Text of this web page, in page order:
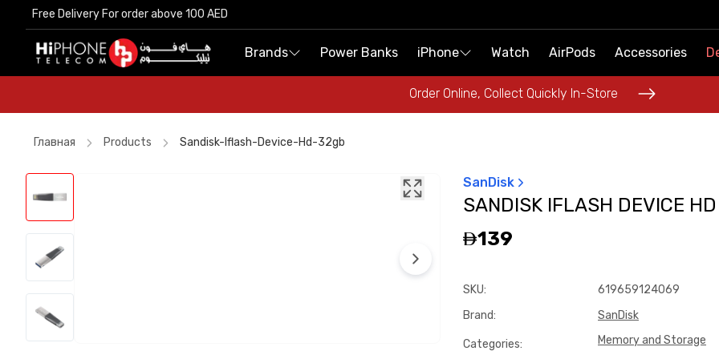
Free Delivery For order above 100 AED
Brands Power Banks iPhone Watch AirPods Accessories
iPhone 17 Pro Max
Wireless Charger
MagSafe Charger
iPhone 17 Pro Max HK
Order Online, Collect Quickly In-Store
Free Delivery For order above 100 AED
Brands Power Banks iPhone Watch AirPods Accessories
AirTags
Tempered Glass
Galaxy S26 Ultra
Order Online, Collect Quickly In-Store
Главная Products Sandisk-Iflash-Device-Hd-32gb
SanDisk
SANDISK IFLASH DEVICE
139
SKU:
619659124069
Brand: SanDisk
Categories: Memory and Storage